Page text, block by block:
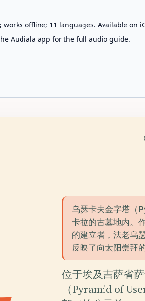
offline; 11 languages. Available on
Audiala app for the full audio guide.
乌瑟卡夫金字塔（
卡拉的古墓地内。
的建立者，法老乌
反映了向太阳崇拜
位于埃及吉萨省
（Pyramid of